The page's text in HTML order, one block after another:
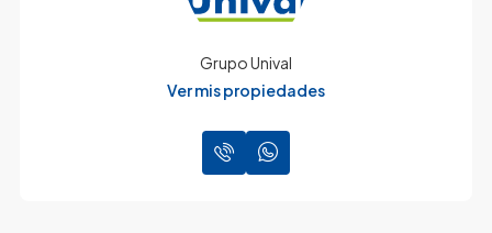
Grupo Unival
Ver mis propiedades